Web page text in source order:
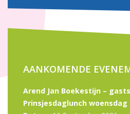
AANKOMENDE
Arend Jan Boekestijn –
Prinsjesdaglunch woensdag